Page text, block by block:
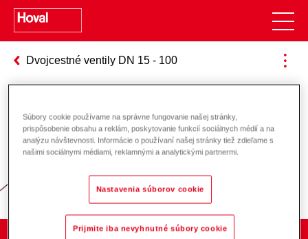
Dvojcestné ventily DN 15 - 100
Zodpovednosť za energiu a životné
prostredie
Súbory cookie používame na správne fungovanie našej stránky,
prispôsobenie obsahu a reklám, poskytovanie funkcií sociálnych médií a na
analýzu návštevnosti. Informácie o používaní našej stránky tiež zdieľame s
našimi sociálnymi médiami, reklamnými a analytickými partnermi.
Nastavenia súborov cookie
Prijmite iba nevyhnutné súbory cookie